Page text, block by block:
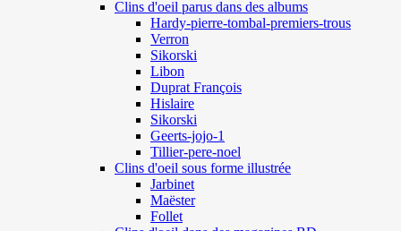
Clins d'oeil parus dans des albums
Hardy-pierre-tombal-premiers-trous
Verron
Sikorski
Libon
Duprat François
Hislaire
Sikorski
Geerts-jojo-1
Tillier-pere-noel
Clins d'oeil sous forme illustrée
Jarbinet
Maëster
Follet